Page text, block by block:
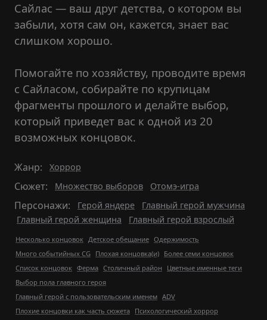
Сайлас — ваш друг детства, о котором вы
забыли, хотя сам он, кажется, знает вас
слишком хорошо.
Помогайте по хозяйству, проводите время
с Сайласом, собирайте по крупицам
фрагменты прошлого и делайте выбор,
который приведет вас к одной из 20
возможных концовок.
Жанр: Хоррор
Сюжет: Множество выборов Отомэ-игра
Персонажи: Герой яндере
Главный герой мужчина
Главный герой женщина
Главный герой взрослый
Несколько концовок Детское обещание Одержимость
Много событийных CG Плохая концовка(и) Более семи концовок
Список концовок Ферма Столичный район
Цветные именные теги
Выбор пола главного героя
Главный герой с пользовательским именем ADV
Плохие концовки как часть сюжета Психологический хоррор